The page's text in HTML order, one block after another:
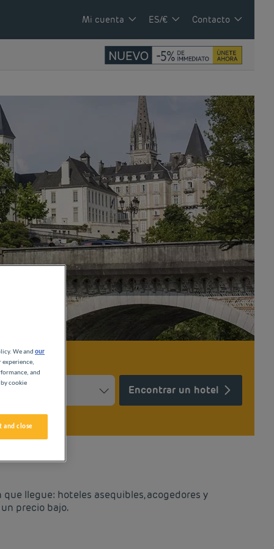
Mi cuenta ES/€ Contacto
Encontrar un hotel
llegue: hoteles asequibles, acogedores y
precio bajo.
We and our
and
cookie
and close